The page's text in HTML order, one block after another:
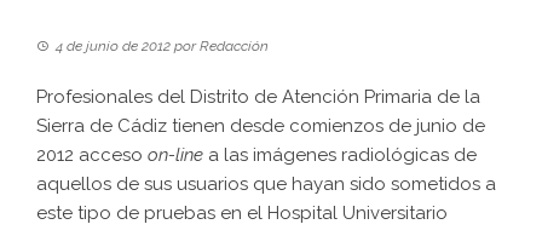
4 de junio de 2012 porRedacción
Profesionales del Distrito de Atención Primaria de la
Sierra de Cádiz tienen desde comienzos de junio de
2012 acceso on-line a las imágenes radiológicas de
aquellos de sus usuarios que hayan sido sometidos a
este tipo de pruebas en el Hospital Universitario